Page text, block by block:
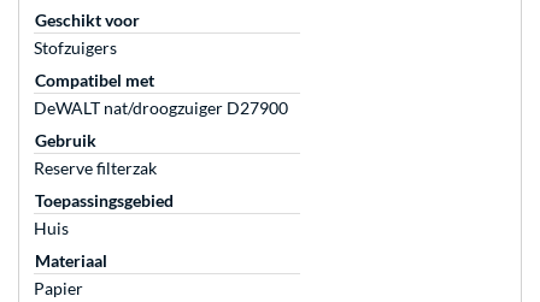
Geschikt voor
Stofzuigers
Compatibel met
DeWALT nat/droogzuiger D27900
Gebruik
Reserve filterzak
Toepassingsgebied
Huis
Materiaal
Papier